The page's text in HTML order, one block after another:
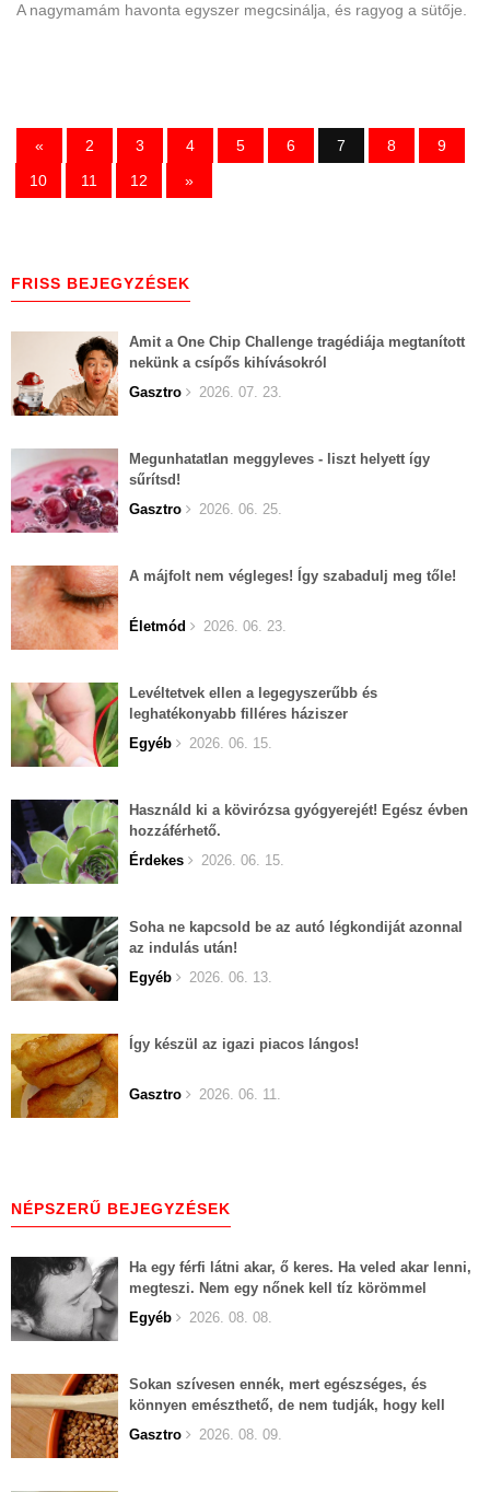
A nagymamám havonta egyszer megcsinálja, és ragyog a sütője.
« 2 3 4 5 6 7 8
9
10
11 12 »
FRISS BEJEGYZÉSEK
Amit a One Chip Challenge tragédiája megtanított
nekünk a csípős kihívásokról
Gasztro
2026. 07. 23.
Megunhatatlan meggyleves - liszt helyett így
sűrítsd!
Gasztro
2026. 06. 25.
A májfolt nem végleges! Így szabadulj meg tőle!
Életmód 2026. 06. 23.
Levéltetvek ellen a legegyszerűbb és
leghatékonyabb filléres háziszer
Egyéb
2026. 06. 15.
Használd ki a kövirózsa gyógyerejét! Egész évben
hozzáférhető.
Érdekes
2026. 06. 15.
Soha ne kapcsold be az autó légkondiját azonnal
az indulás után!
Egyéb
2026. 06. 13.
Így készül az igazi piacos lángos!
Gasztro 2026. 06. 11.
NÉPSZERŰ BEJEGYZÉSEK
Ha egy férfi látni akar, ő keres. Ha veled akar lenni,
megteszi. Nem egy nőnek kell tíz körömmel
belekapaszkodva mindent feláldozni.
Egyéb 2026. 08. 08.
Sokan szívesen ennék, mert egészséges, és
könnyen emészthető, de nem tudják, hogy kell
elkészíteni
Gasztro 2026. 08. 09.